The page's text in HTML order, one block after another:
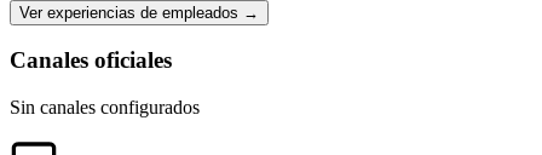
Ver experiencias de empleados →
Canales oficiales
Sin canales configurados